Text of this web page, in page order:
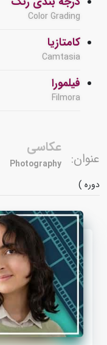
Color Grading
کامتازیا
Camtasia
فیلمورا
Filmora
عنوان:
عکاسی
Photography
دوره )